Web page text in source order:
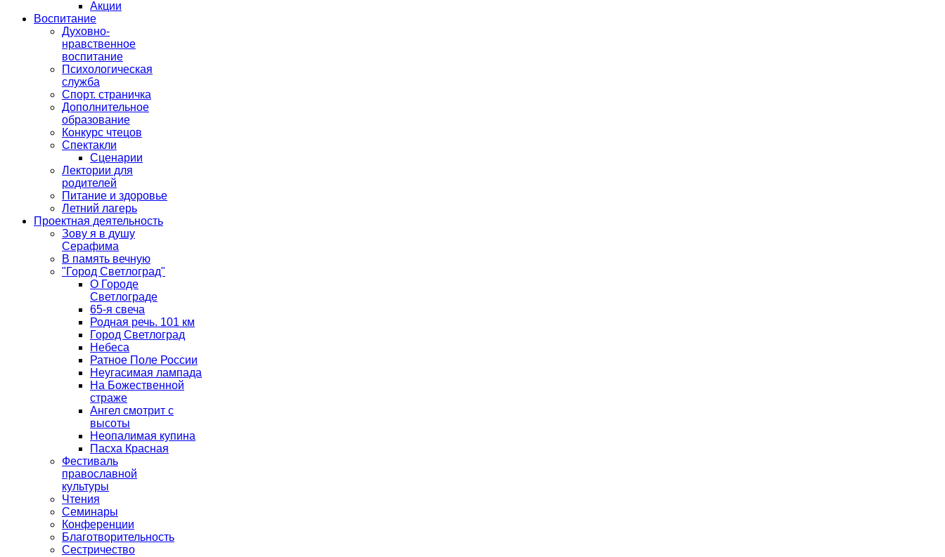
Акции
Воспитание
Духовно-
нравственное
воспитание
Психологическая
служба
Спорт. страничка
Дополнительное
образование
Конкурс чтецов
Спектакли
Сценарии
Лектории для
родителей
Питание и здоровье
Летний лагерь
Проектная деятельность
Зову я в душу
Серафима
В память вечную
"Город Светлоград"
О Городе
Светлограде
65-я свеча
Родная речь. 101 км
Город Светлоград
Небеса
Ратное Поле России
Неугасимая лампада
На Божественной
страже
Ангел смотрит с
высоты
Неопалимая купина
Пасха Красная
Фестиваль
православной
культуры
Чтения
Семинары
Конференции
Благотворительность
Сестричество